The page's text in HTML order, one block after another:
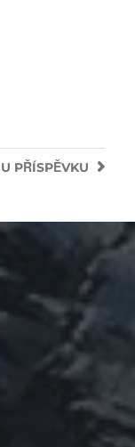
U PŘÍSPĚVKU